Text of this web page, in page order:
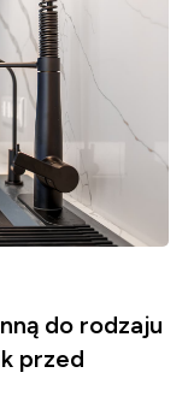
do rodzaju
przed